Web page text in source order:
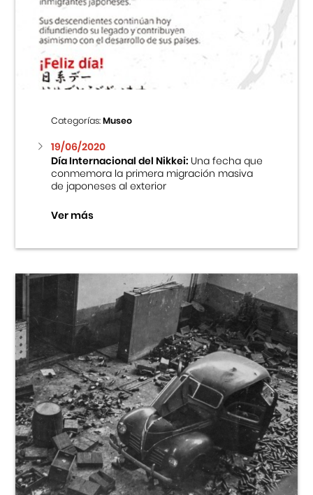
Categorías:Museo
19/06/2020
Día Internacional del Nikkei:Una fecha que
conmemora la primera migración masiva
de japoneses al exterior
Ver más